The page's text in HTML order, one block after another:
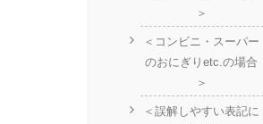
＞
＜コンビニ・スーパー
のおにぎりetc.の場合
＞
＜誤解しやすい表記に